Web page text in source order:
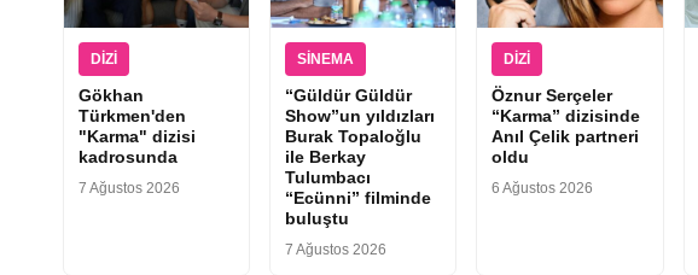
DIZI
Gökhan
Türkmen'den
"Karma" dizisi
kadrosunda
7 Ağustos 2026
SINEMA
“Güldür Güldür
Show”un yıldızları
Burak Topaloğlu
ile Berkay
Tulumbacı
“Ecünni” filminde
buluştu
7 Ağustos 2026
DIZI
Öznur Serçeler
“Karma” dizisinde
Anıl Çelik partneri
oldu
6 Ağustos 2026